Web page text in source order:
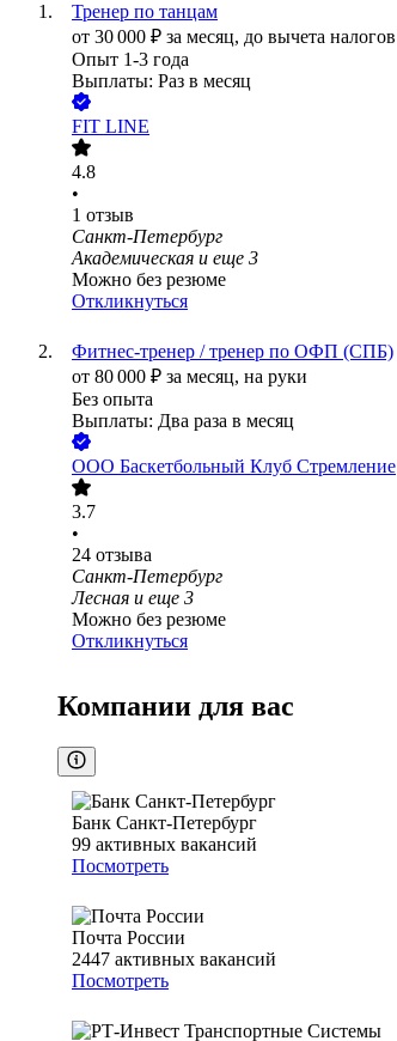
Тренер по танцам
от 30 000 ₽ за месяц, до вычета налогов
Опыт 1-3 года
Выплаты: Раз в месяц
FIT LINE
4.8
•
1 отзыв
Санкт-Петербург
Академическая и еще 3
Можно без резюме
Откликнуться
Фитнес-тренер / тренер по ОФП (СПБ)
от 80 000 ₽ за месяц, на руки
Без опыта
Выплаты: Два раза в месяц
ООО Баскетбольный Клуб Стремление
3.7
•
24 отзыва
Санкт-Петербург
Лесная и еще 3
Можно без резюме
Откликнуться
Компании для вас
Банк Санкт-Петербург
99 активных вакансий
Посмотреть
Почта России
2447 активных вакансий
Посмотреть